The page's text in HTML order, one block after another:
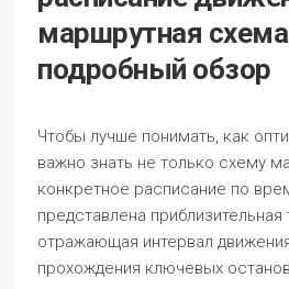
маршрутная
подробный обзор
Чтобы лучше понимать, как
важно знать не только схему
конкретное расписание по
представлена приблизительная
отражающая интервал
прохождения ключевых